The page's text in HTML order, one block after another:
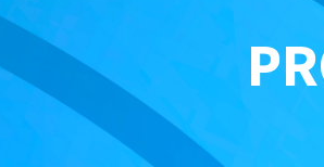
NEGOCIO
OFICINA VIRTUAL
CAPACITACIÓN